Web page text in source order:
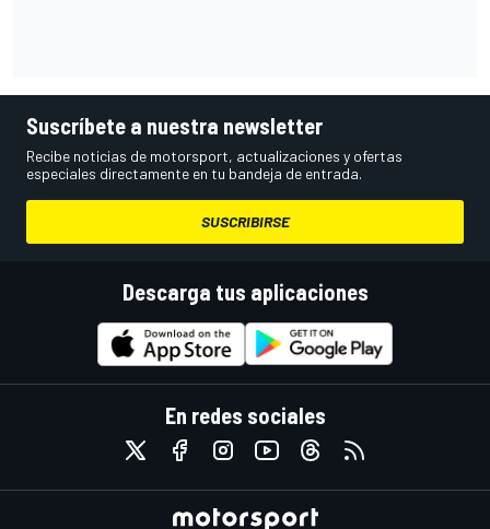
Suscríbete a nuestra newsletter
Recibe noticias de motorsport, actualizaciones y ofertas
especiales directamente en tu bandeja de entrada.
SUSCRIBIRSE
Descarga tus aplicaciones
En redes sociales